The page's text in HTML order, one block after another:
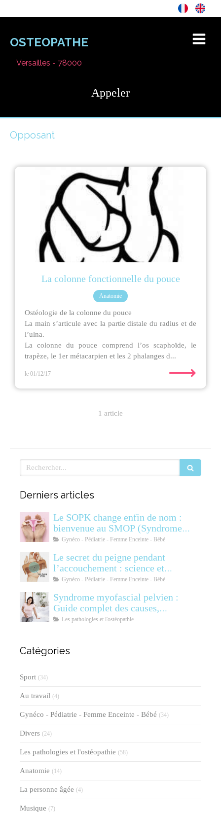
OSTEOPATHE
Versailles - 78000
Appeler
Opposant
La colonne fonctionnelle du pouce
Anatomie
Ostéologie de la colonne du pouce
La main s’articule avec la partie distale du radius et de
l’ulna.
La colonne du pouce comprend l’os scaphoïde, le
trapèze, le 1er métacarpien et les 2 phalanges d...
le 01/12/17 ⟶
1 article
Rechercher
Derniers articles
Le SOPK change enfin de nom :
bienvenue au SMOP (Syndrome
Métabolique Ovarien
Gynéco - Pédiatrie - Femme Enceinte - Bébé
Le secret du peigne pendant
l’accouchement : science et
soulagement
Gynéco - Pédiatrie - Femme Enceinte - Bébé
Syndrome myofascial pelvien :
Guide complet des causes,
symptômes, diagnostic et
Les pathologies et l'ostéopathie
Catégories
Sport (34)
Au travail (4)
Gynéco - Pédiatrie - Femme Enceinte - Bébé (34)
Divers (24)
Les pathologies et l'ostéopathie (58)
Anatomie (14)
La personne âgée (4)
Musique (7)